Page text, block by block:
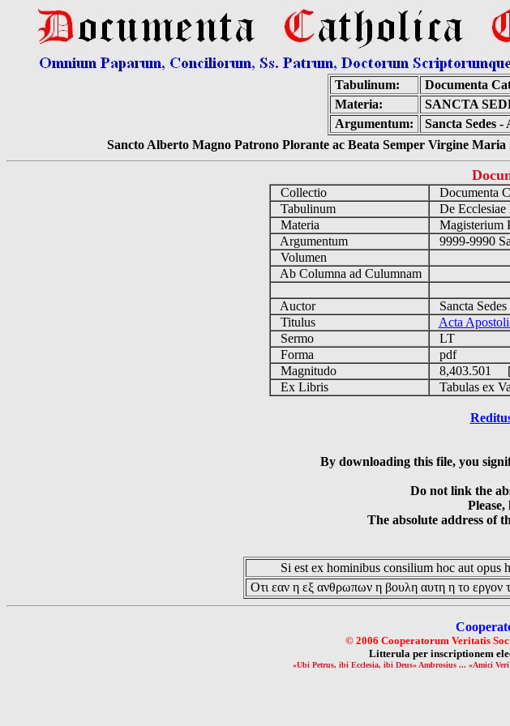
Tabulinum:
Documenta
Materia:
SANCTA
Argumentum:
Sancta Sedes -
Sancto Alberto Magno Patrono Plorante ac Beata Semper Virgine
Collectio
Documenta
Tabulinum
De Ecclesiae
Materia
Magisterium
Argumentum
9999-9990
Volumen
Ab Columna ad Culumnam
Auctor
Sancta
Titulus
Acta
Sermo
LT
Forma
pdf
Magnitudo
8,403.501
Ex Libris
Tabulas ex
By downloading this file, you
Do not link the
The absolute address of
Si est ex hominibus consilium hoc aut opus
Οτι εαν η εξ ανθρωπων η βουλη αυτη η το εργον
© 2006 Cooperatorum Veritatis
Litterula per inscriptionem
«Ubi Petrus, ibi Ecclesia, ibi Deus» Ambrosius ... «Amici